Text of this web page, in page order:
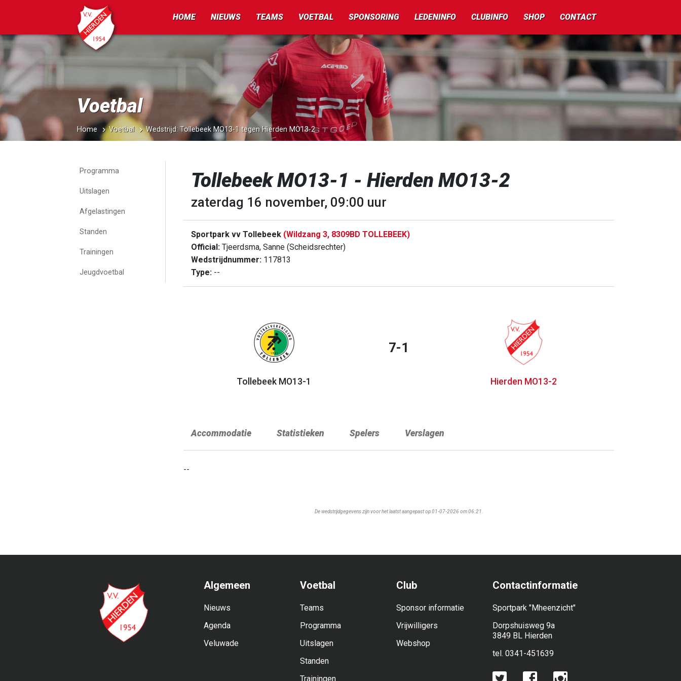
HOME NIEUWS TEAMS VOETBAL SPONSORING LEDENINFO CLUBINFO SHOP CONTACT
Voetbal
Home Voetbal Wedstrijd: Tollebeek MO13-1 tegen Hierden MO13-2
Programma
Uitslagen
Afgelastingen
Standen
Trainingen
Jeugdvoetbal
Tollebeek MO13-1 - Hierden MO13-2
zaterdag 16 november, 09:00 uur
Sportpark vv Tollebeek (Wildzang 3, 8309BD TOLLEBEEK)
Official: Tjeerdsma, Sanne (Scheidsrechter)
Wedstrijdnummer: 117813
Type: --
Tollebeek MO13-1
7-1
Hierden MO13-2
Accommodatie Statistieken Spelers Verslagen
--
De wedstrijdgegevens zijn voor het laatst aangepast op 01-07-2026 om 06:21.
Algemeen
Nieuws
Agenda
Veluwade
Voetbal
Teams
Programma
Uitslagen
Standen
Trainingen
Club
Sponsor informatie
Vrijwilligers
Webshop
Contactinformatie
Sportpark "Mheenzicht"
Dorpshuisweg 9a
3849 BL Hierden
tel. 0341-451639